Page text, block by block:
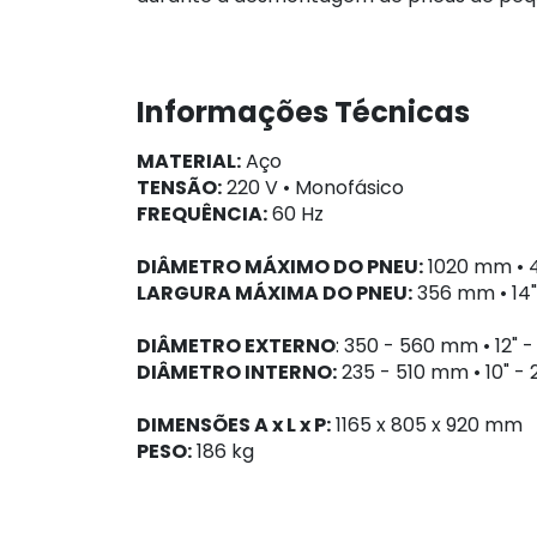
Informações Técnicas
MATERIAL:Aço
TENSÃO:220 V • Monofásico
FREQUÊNCIA:60 Hz
DIÂMETRO MÁXIMO DO PNEU:1020 mm •
LARGURA MÁXIMA DO PNEU:356 mm • 14"
DIÂMETRO EXTERNO: 350 - 560 mm • 12"
DIÂMETRO INTERNO:235 - 510 mm • 10" -
DIMENSÕES A x L x P:1165 x 805 x 920 mm
PESO:186 kg